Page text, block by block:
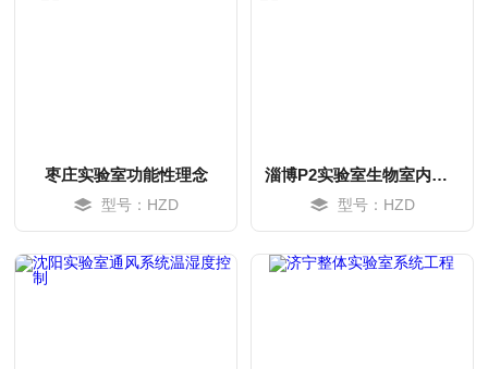
枣庄实验室功能性理念
型号：HZD
淄博P2实验室生物室内装修
型号：HZD